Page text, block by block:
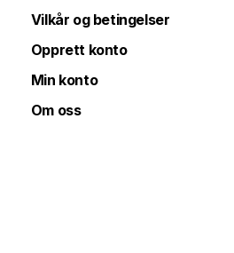
Vilkår og betingelser
Opprett konto
Min konto
Om oss